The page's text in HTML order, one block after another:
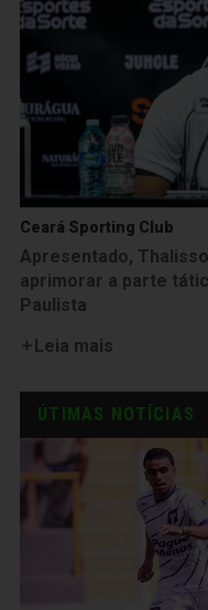
Ceará Sporting Club
Apresentado,
aprimorar a parte
Paulista
Leia mais
ÚTIMAS NOTÍCIAS